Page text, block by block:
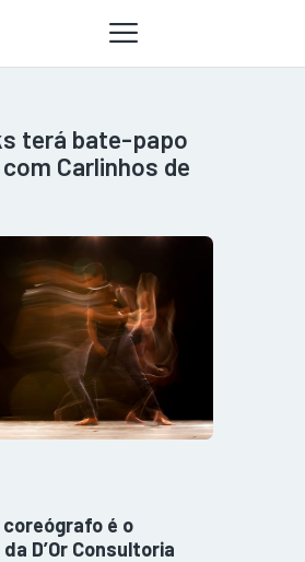
terá bate-papo
Carlinhos de
coreógrafo é o
D’Or Consultoria